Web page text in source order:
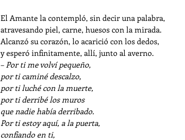
El Amante la contempló, sin decir una palabra,
atravesando piel, carne, huesos con la mirada.
Alcanzó su corazón, lo acarició con los dedos,
y esperó infinitamente, allí, junto al averno.
– Por ti me volví pequeño,
por ti caminé descalzo,
por ti luché con la muerte,
por ti derribé los muros
que nadie había derribado.
Por ti estoy aquí, a la puerta,
confiando en ti,